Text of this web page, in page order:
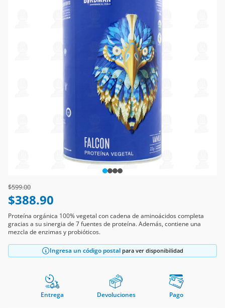
Price reduced from
$599.00to
$388.90
Proteína orgánica 100% vegetal con cadena de aminoácidos completa
gracias a su sinergia de 7 fuentes de proteína. Además, contiene una
mezcla de enzimas y probióticos.
Ingresa un código postal para ver disponibilidad
Entrega Devoluciones Pago